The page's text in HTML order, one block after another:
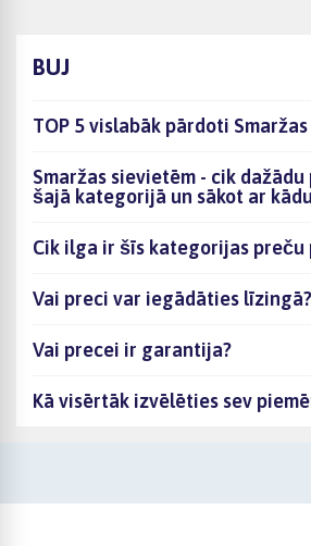
BUJ
TOP 5 vislabāk pārdoti
Smaržas sievietēm - cik
šajā kategorijā un sākot ar
Cik ilga ir šīs kategorijas preču
Vai preci var iegādāties līzingā?
Vai precei ir garantija?
Kā visērtāk izvēlēties sev